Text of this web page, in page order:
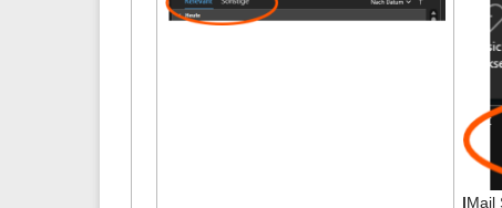
|Mail